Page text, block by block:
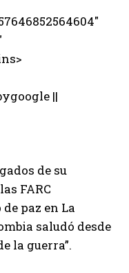
||
de su
FARC
paz en La
saludó desde
la guerra”.